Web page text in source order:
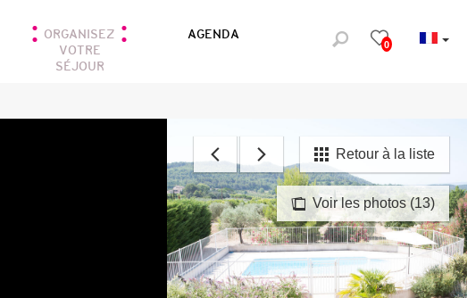
0
ORGANISEZ
VOTRE
SÉJOUR
AGENDA
Voir les photos (13)
Retour à la liste